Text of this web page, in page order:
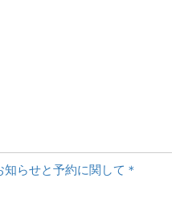
らせと予約に関して＊